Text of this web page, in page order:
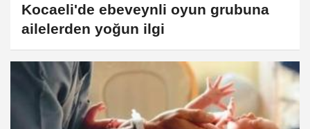
Kocaeli'de ebeveynli oyun grubuna
ailelerden yoğun ilgi